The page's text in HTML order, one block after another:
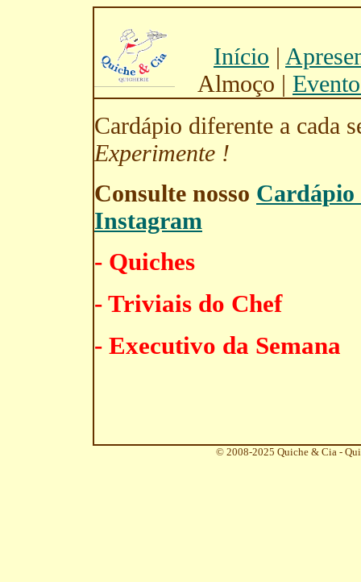
Início |
Almoço |
Cardápio diferente a cada
Experimente !
Consulte nosso Cardápio
Instagram
- Quiches
- Triviais do Chef
- Executivo da Semana
© 2008-2025 Quiche & Cia -